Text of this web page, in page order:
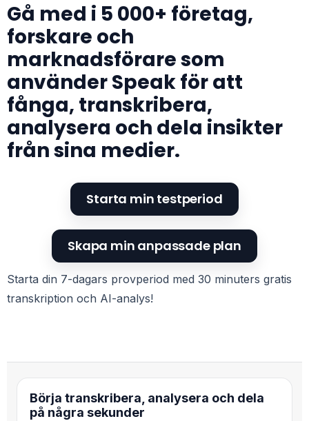
Gå med i 5 000+ företag,
forskare och
marknadsförare som
använder Speak för att
fånga, transkribera,
analysera och dela insikter
från sina medier.
Starta min testperiod
Skapa min anpassade plan
Starta din 7-dagars provperiod med 30 minuters gratis
transkription och AI-analys!
Börja transkribera, analysera och dela
på några sekunder